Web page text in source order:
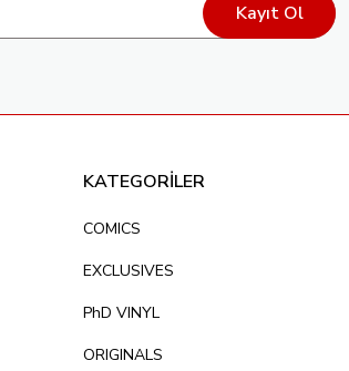
Kayıt Ol
KATEGORİLER
COMICS
EXCLUSIVES
PhD VINYL
ORIGINALS